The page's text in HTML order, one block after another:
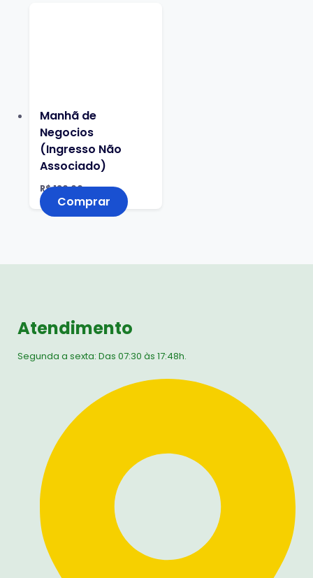
Manhã de
Negocios
(Ingresso Não
Associado)
R$130,00
Comprar
Atendimento
Segunda a sexta: Das 07:30 às 17:48h.